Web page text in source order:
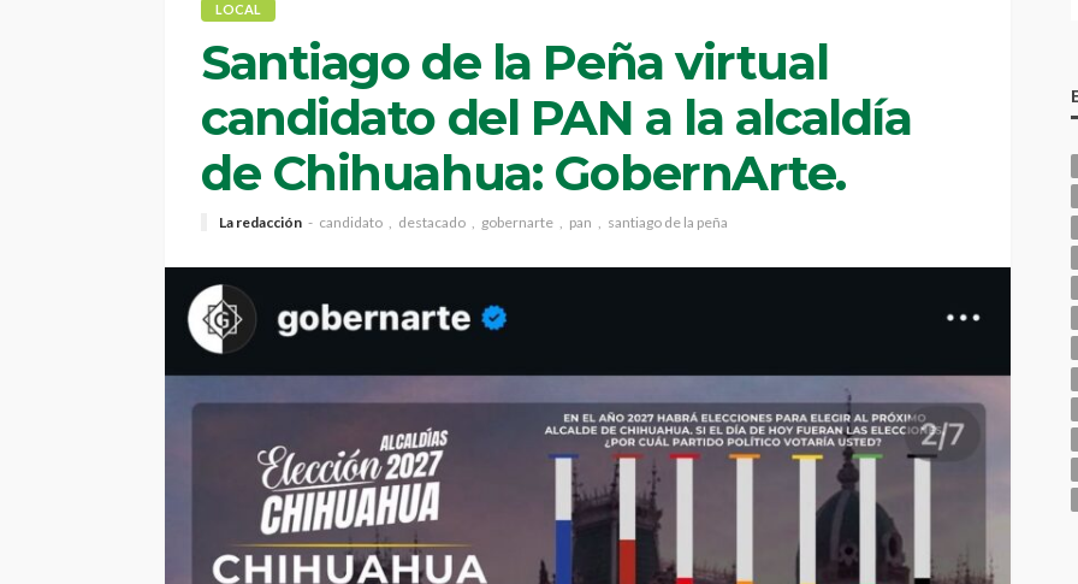
LOCAL
Santiago de la Peña virtual
candidato del PAN a la alcaldía
de Chihuahua: GobernArte.
La redacción candidato destacado gobernarte pan santiago de la peña